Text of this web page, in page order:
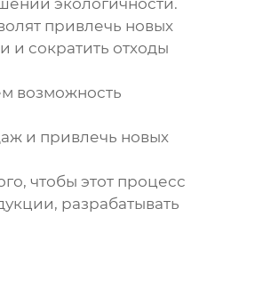
экологичности.
привлечь новых
и сократить отходы
возможность
и привлечь новых
чтобы этот процесс
разрабатывать